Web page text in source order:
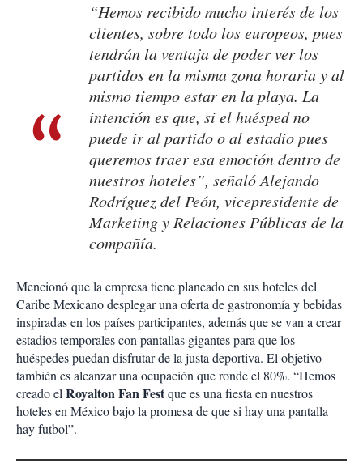
“Hemos recibido mucho interés de los
clientes, sobre todo los europeos, pues
tendrán la ventaja de poder ver los
partidos en la misma zona horaria y al
mismo tiempo estar en la playa. La
intención es que, si el huésped no
puede ir al partido o al estadio pues
queremos traer esa emoción dentro de
nuestros hoteles”, señaló Alejando
Rodríguez del Peón, vicepresidente de
Marketing y Relaciones Públicas de la
compañía.
Mencionó que la empresa tiene planeado en sus hoteles del
Caribe Mexicano desplegar una oferta de gastronomía y bebidas
inspiradas en los países participantes, además que se van a crear
estadios temporales con pantallas gigantes para que los
huéspedes puedan disfrutar de la justa deportiva. El objetivo
también es alcanzar una ocupación que ronde el 80%. “Hemos
creado elRoyalton Fan Festque es una fiesta en nuestros
hoteles en México bajo la promesa de que si hay una pantalla
hay futbol”.